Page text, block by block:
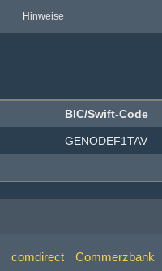
Hinweise
BIC/Swift-Code
GENODEF1TAV
comdirect
Commerzbank